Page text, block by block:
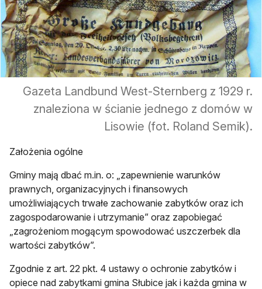
Gazeta Landbund West-Sternberg z 1929 r.
znaleziona w ścianie jednego z domów w
Lisowie (fot. Roland Semik).
Założenia ogólne
Gminy mają dbać m.in. o: „zapewnienie warunków
prawnych, organizacyjnych i finansowych
umożliwiających trwałe zachowanie zabytków oraz ich
zagospodarowanie i utrzymanie” oraz zapobiegać
„zagrożeniom mogącym spowodować uszczerbek dla
wartości zabytków”.
Zgodnie z art. 22 pkt. 4 ustawy o ochronie zabytków i
opiece nad zabytkami gmina Słubice jak i każda gmina w